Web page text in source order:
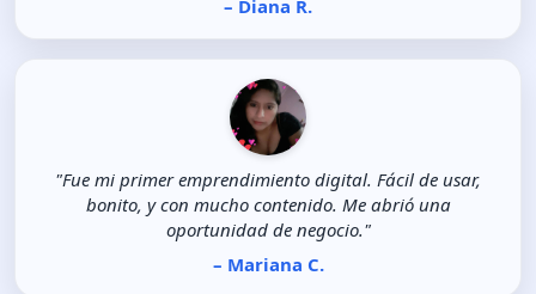
– Diana R.
"Fue mi primer emprendimiento digital. Fácil de usar,
bonito, y con mucho contenido. Me abrió una
oportunidad de negocio."
– Mariana C.